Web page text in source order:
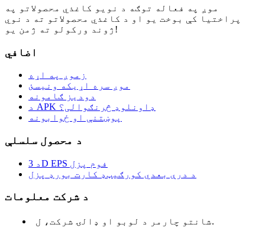
موږ په فعاله توګه د نویو کاغذي محصولاتو په
پراختیا کې بوخت یو او د کاغذي محصولاتو ته د نوي
ژوند ورکولو ته ژمن یو!
اضافي
زموږ په اړه
موږ سره اړیکه ونیسئ
دودیز ګامونه
د APK ډاونلوډ څرنګوالی؟
پوښتنې او ځوابونه
د محصول سلسلې
د 3D EPS فوم پزل
د درې بعدي کورګیټډ کارت بورډ پزل
د شرکت معلومات
شانتو چارمر د لوبو او ډالۍ شرکت، ل.